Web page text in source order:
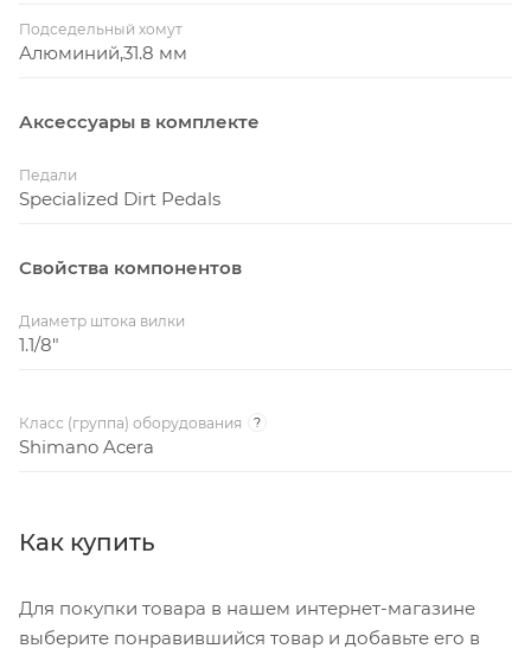
Подседельный хомут
Алюминий,31.8 мм
Аксессуары в комплекте
Педали
Specialized Dirt Pedals
Свойства компонентов
Диаметр штока вилки
1.1/8"
Класс (группа) оборудования ?
Shimano Acera
Как купить
Для покупки товара в нашем интернет-магазине
выберите понравившийся товар и добавьте его в